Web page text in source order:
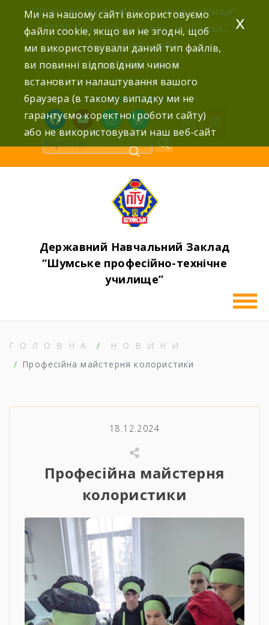
content
“Шумське професійно-технічне училище”
47100 Тернопільська обл., м.Шумськ,
вул. Волинська 8А,
тел: (03558) 2-22-76,
2-25-42,
shumdnz@ukr.net
facebookyoutubeinstagramwordpress
Державний Навчальний Заклад
“Шумське професійно-технічне
училище”
ГОЛОВНА
НОВИНИ
Професійна майстерня колористики
18.12.2024
Професійна майстерня
колористики
Ми на нашому сайті використовуємо
файли cookie, якщо ви не згодні, щоб
ми використовували даний тип файлів,
ви повинні відповідним чином
встановити налаштування вашого
браузера (в такому випадку ми не
гарантуємо коректної роботи сайту)
або не використовувати наш веб-сайт
x